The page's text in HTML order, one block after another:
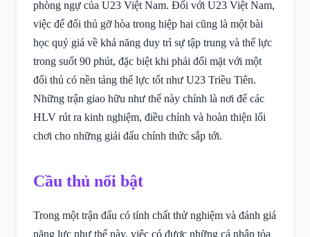
phòng ngự của U23 Việt Nam. Đối với U23 Việt Nam,
việc để đối thủ gỡ hòa trong hiệp hai cũng là một bài
học quý giá về khả năng duy trì sự tập trung và thể lực
trong suốt 90 phút, đặc biệt khi phải đối mặt với một
đối thủ có nền tảng thể lực tốt như U23 Triều Tiên.
Những trận giao hữu như thế này chính là nơi để các
HLV rút ra kinh nghiệm, điều chỉnh và hoàn thiện lối
chơi cho những giải đấu chính thức sắp tới.
Cầu thủ nổi bật
Trong một trận đấu có tính chất thử nghiệm và đánh giá
năng lực như thế này, việc có được những cá nhân tỏa